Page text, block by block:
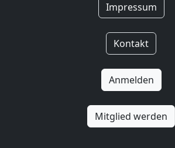
Impressum
Kontakt
Anmelden
Mitglied werden